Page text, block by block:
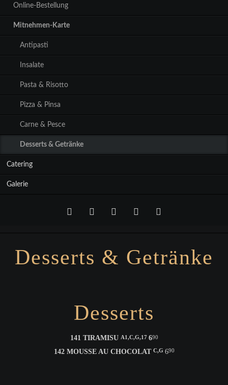
Online-Bestellung
Mitnehmen-Karte
Antipasti
Insalate
Pasta & Risotto
Pizza & Pinsa
Carne & Pesce
Desserts & Getränke
Catering
Galerie
Feed
Desserts & Getränke
Desserts
141 TIRAMISU A1,C,G,17 690
142 MOUSSE AU CHOCOLAT C,G 690